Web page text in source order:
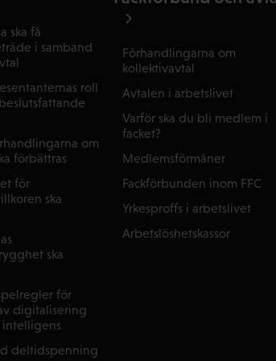
ska få
i samband
roll
om
förbättras
för
ska
ska
för
digitalisering
deltidspenning
Förhandlingarna om
kollektivavtal
Avtalen i arbetslivet
Varför ska du bli medlem i
facket?
Medlemsförmåner
Fackförbunden inom FFC
Yrkesproffs i arbetslivet
Arbetslöshetskassor